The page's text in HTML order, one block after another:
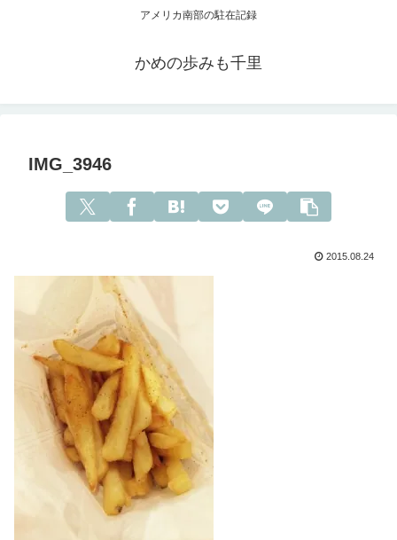
アメリカ南部の駐在記録
かめの歩みも千里
IMG_3946
2015.08.24